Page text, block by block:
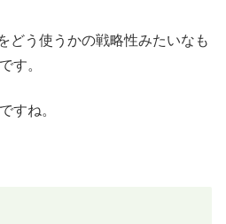
どう使うかの戦略性みたいなも
す。
すね。